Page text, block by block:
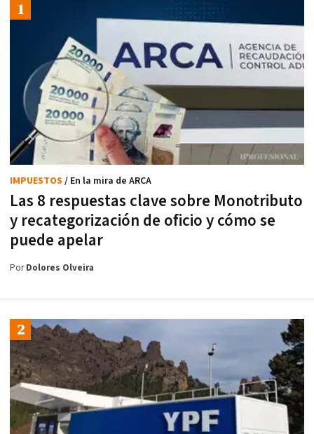
Las 8 respuestas clave sobre Monotributo
y recategorización de oficio y cómo se
puede apelar
IMPUESTOS / En la mira de ARCA
PorDolores Olveira